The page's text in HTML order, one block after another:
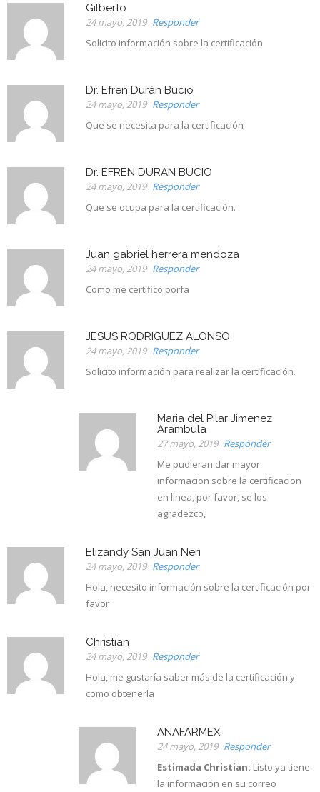
Gilberto
24 mayo, 2019 Responder
Solicito información sobre la certificación
Dr. Efren Durán Bucio
24 mayo, 2019 Responder
Que se necesita para la certificación
Dr. EFRÉN DURAN BUCIO
24 mayo, 2019 Responder
Que se ocupa para la certificación.
Juan gabriel herrera mendoza
24 mayo, 2019 Responder
Como me certifico porfa
JESUS RODRIGUEZ ALONSO
24 mayo, 2019 Responder
Solicito información para realizar la certificación.
Maria del Pilar Jimenez
Arambula
27 mayo, 2019 Responder
Me pudieran dar mayor
informacion sobre la certificacion
en linea, por favor, se los
agradezco,
Elizandy San Juan Neri
24 mayo, 2019 Responder
Hola, necesito información sobre la certificación por
favor
Christian
24 mayo, 2019 Responder
Hola, me gustaría saber más de la certificación y
como obtenerla
ANAFARMEX
24 mayo, 2019 Responder
Estimada Christian: Listo ya tiene
la información en su correo